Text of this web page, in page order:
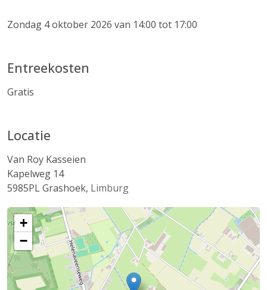
Zondag 4 oktober 2026 van 14:00 tot 17:00
Entreekosten
Gratis
Locatie
Van Roy Kasseien
Kapelweg 14
5985PLGrashoek, Limburg
+
−